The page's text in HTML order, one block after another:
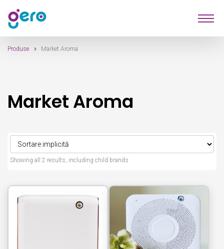
Sari
la
navigare
Sari
la
conținut
Produse
Contact
Produse Market Aroma
Market Aroma
Showing all 2 results, including child brands